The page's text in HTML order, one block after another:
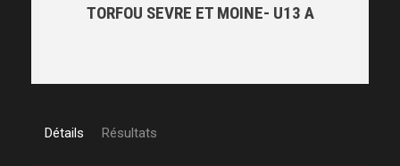
TORFOU SEVRE ET MOINE- U13 A
Détails Résultats